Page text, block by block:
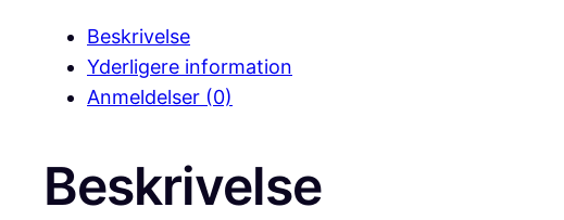
Beskrivelse
Yderligere information
Anmeldelser (0)
Beskrivelse